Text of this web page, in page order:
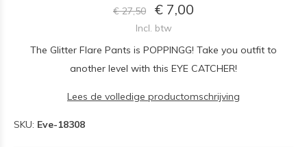
€ 27,50 € 7,00
Incl. btw
The Glitter Flare Pants is POPPINGG! Take you outfit to
another level with this EYE CATCHER!
Lees de volledige productomschrijving
SKU: Eve-18308